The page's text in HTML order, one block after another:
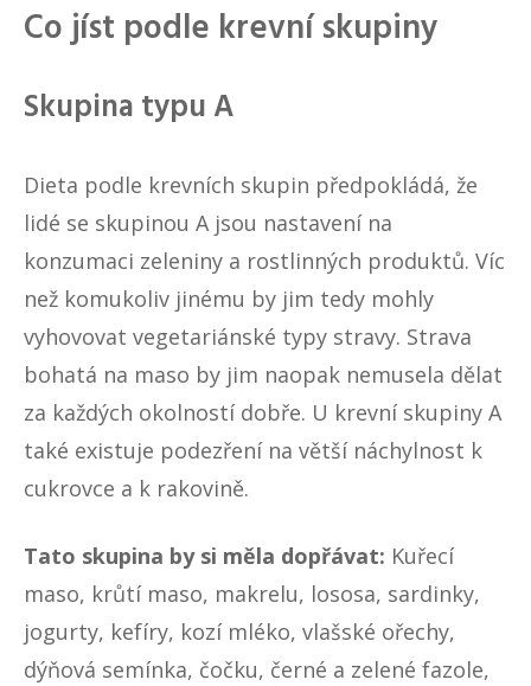
Co jíst podle krevní skupiny
Skupina typu A
Dieta podle krevních skupin předpokládá, že
lidé se skupinou A jsou nastavení na
konzumaci zeleniny a rostlinných produktů. Víc
než komukoliv jinému by jim tedy mohly
vyhovovat vegetariánské typy stravy. Strava
bohatá na maso by jim naopak nemusela dělat
za každých okolností dobře. U krevní skupiny A
také existuje podezření na větší náchylnost k
cukrovce a k rakovině.
Tato skupina by si měla dopřávat: Kuřecí
maso, krůtí maso, makrelu, lososa, sardinky,
jogurty, kefíry, kozí mléko, vlašské ořechy,
dýňová semínka, čočku, černé a zelené fazole,